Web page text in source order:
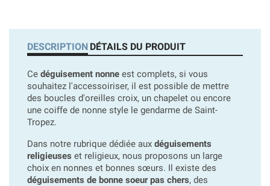
DESCRIPTION DÉTAILS DU PRODUIT
Ce déguisement nonne est complets, si vous
souhaitez l'accessoiriser, il est possible de mettre
des boucles d'oreilles croix, un chapelet ou encore
une coiffe de nonne style le gendarme de Saint-
Tropez.
Dans notre rubrique dédiée aux déguisements
religieuses et religieux, nous proposons un large
choix en nonnes et bonnes sœurs. Il existe des
déguisements de bonne soeur pas chers, des